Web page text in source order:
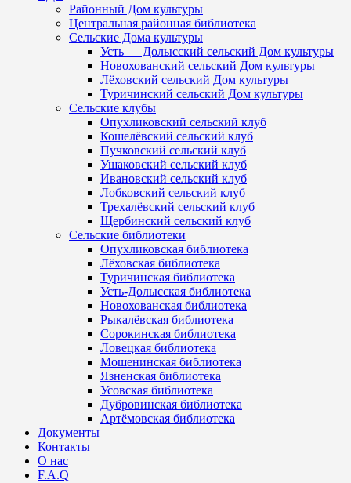
Районный Дом культуры
Центральная районная библиотека
Сельские Дома культуры
Усть — Долысский сельский Дом культуры
Новохованский сельский Дом культуры
Лёховский сельский Дом культуры
Туричинский сельский Дом культуры
Сельские клубы
Опухликовский сельский клуб
Кошелёвский сельский клуб
Пучковский сельский клуб
Ушаковский сельский клуб
Ивановский сельский клуб
Лобковский сельский клуб
Трехалёвский сельский клуб
Щербинский сельский клуб
Сельские библиотеки
Опухликовская библиотека
Лёховская библиотека
Туричинская библиотека
Усть-Долысская библиотека
Новохованская библиотека
Рыкалёвская библиотека
Сорокинская библиотека
Ловецкая библиотека
Мошенинская библиотека
Язненская библиотека
Усовская библиотека
Дубровинская библиотека
Артёмовская библиотека
Документы
Контакты
О нас
F.A.Q